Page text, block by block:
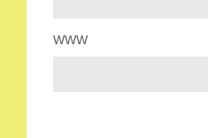
WWW